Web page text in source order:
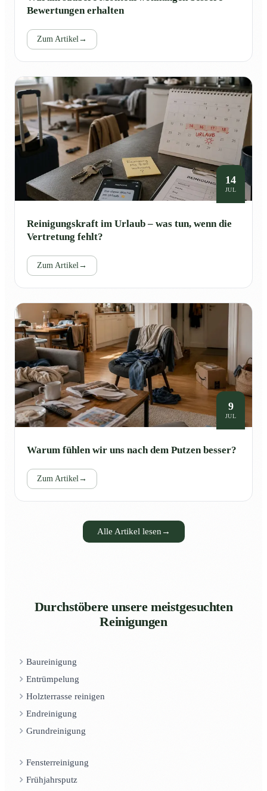
Bewertungen erhalten
Zum Artikel →
14
JUL
Reinigungskraft im Urlaub – was tun, wenn die
Vertretung fehlt?
Zum Artikel →
9
JUL
Warum fühlen wir uns nach dem Putzen besser?
Zum Artikel →
Alle Artikel lesen →
Durchstöbere unsere meistgesuchten
Reinigungen
Baureinigung
Entrümpelung
Holzterrasse reinigen
Endreinigung
Grundreinigung
Fensterreinigung
Frühjahrsputz